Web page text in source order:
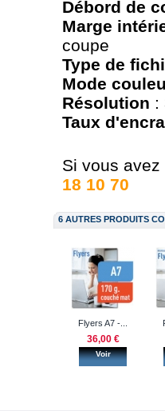
Débord de
Marge
coupe
Type de
Mode
Résolution :
Taux
Si vous
18 10 70
6 AUTRES PRODUITS
Flyers A7 -...
36,00 €
Voir